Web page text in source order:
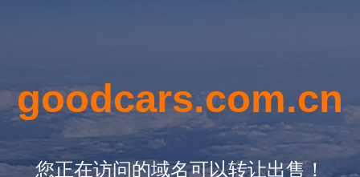
goodcars.com.cn
您正在访问的域名可以转让出售！